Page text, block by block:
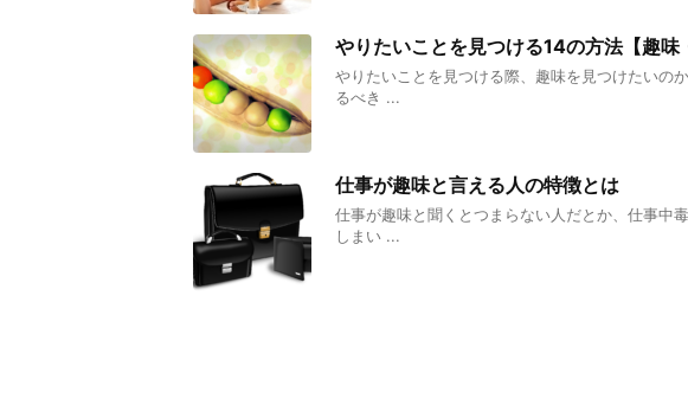
やりたいことを見つける14の方法【趣味
やりたいことを見つける際、趣味を見つけたいの
るべき ...
仕事が趣味と言える人の特徴とは
仕事が趣味と聞くとつまらない人だとか、仕事中
しまい ...